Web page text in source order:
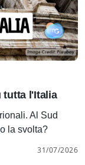
tutta l'Italia
Al Sud
la svolta?
31/07/2026